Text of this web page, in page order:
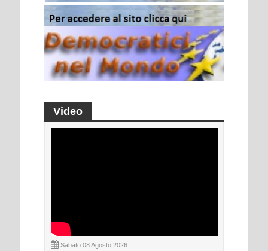
Video
Sabato 08 Agosto 2026